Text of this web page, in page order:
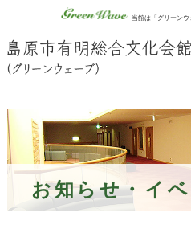
当館は「グリーンウ
お知らせ・イ